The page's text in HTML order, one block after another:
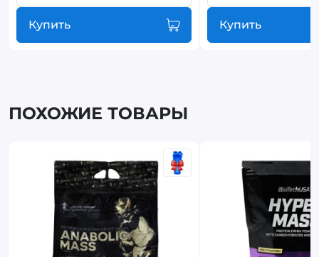
Купить Купить
ПОХОЖИЕ ТОВАРЫ